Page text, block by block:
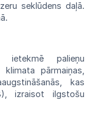
seklūdens daļā.
ietekmē palieņu
pārmaiņas,
kas
izraisot
ilgstošu